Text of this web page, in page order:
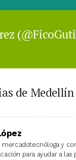
de Medellín
mercadotecnóloga y
para ayudar a las